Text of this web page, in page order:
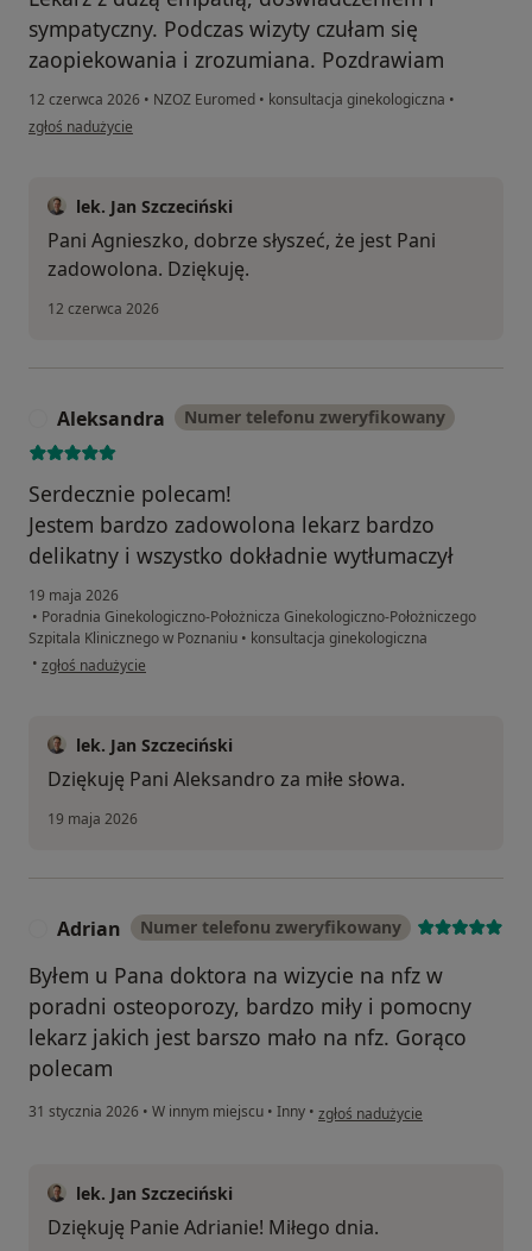
sympatyczny. Podczas wizyty czułam się
zaopiekowania i zrozumiana. Pozdrawiam
12 czerwca 2026 • NZOZ Euromed • konsultacja ginekologiczna •
w opinii użytkownika Agnieszka Błaszczyk
zgłoś nadużycie
lek. Jan Szczeciński
Pani Agnieszko, dobrze słyszeć, że jest Pani
zadowolona. Dziękuję.
12 czerwca 2026
Aleksandra Numer telefonu zweryfikowany
Serdecznie polecam!
Jestem bardzo zadowolona lekarz bardzo
delikatny i wszystko dokładnie wytłumaczył
19 maja 2026
• Poradnia Ginekologiczno-Położnicza Ginekologiczno-Położniczego
Szpitala Klinicznego w Poznaniu • konsultacja ginekologiczna
• w opinii użytkownika Aleksandra
zgłoś nadużycie
lek. Jan Szczeciński
Dziękuję Pani Aleksandro za miłe słowa.
19 maja 2026
Adrian Numer telefonu zweryfikowany
Byłem u Pana doktora na wizycie na nfz w
poradni osteoporozy, bardzo miły i pomocny
lekarz jakich jest barszo mało na nfz. Gorąco
polecam
31 stycznia 2026 • W innym miejscu • Inny • w opinii użytkownika Adrian
zgłoś nadużycie
lek. Jan Szczeciński
Dziękuję Panie Adrianie! Miłego dnia.